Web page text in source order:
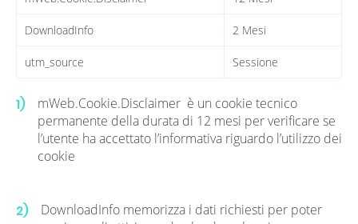
DownloadInfo 2 Mesi
utm_source Sessione
1)
mWeb.Cookie.Disclaimer è un cookie tecnico
permanente della durata di 12 mesi per verificare se
l’utente ha accettato l’informativa riguardo l’utilizzo dei
cookie
2)
DownloadInfo memorizza i dati richiesti per poter